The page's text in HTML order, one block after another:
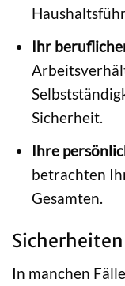
Ihr
Sicherheit.
Ihre
betrachten
Gesamten.
In manchen